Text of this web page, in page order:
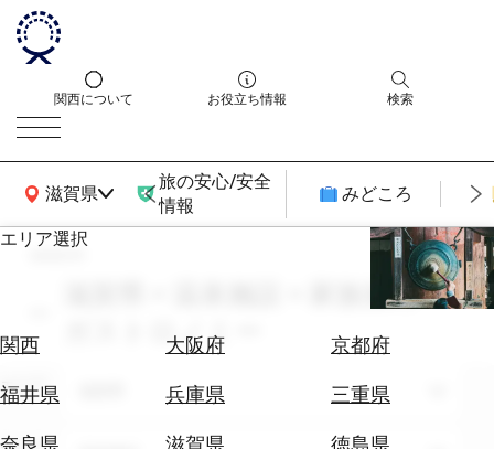
関西について お役立ち情報 検索
滋賀県
関西広域MAP
旅の安心/安全
情報
みどころ
エリア選択
関西 大阪府
京都府
福井県
兵庫県
三重県
エ
券
search
滋賀県 × 温泉施設 × 家族旅行 ×
ガストロノミー
エリア